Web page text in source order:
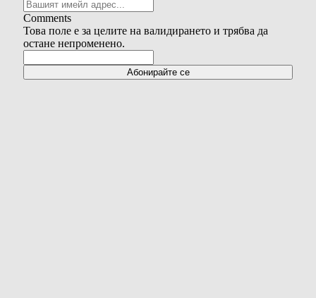
Comments
Това поле е за целите на валидирането и трябва да
остане непроменено.